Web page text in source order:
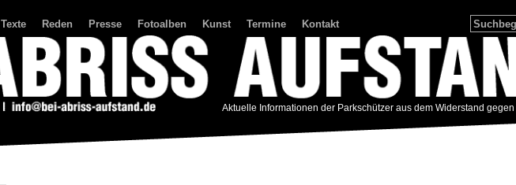
Texte Reden Presse Fotoalben Kunst Termine Kontakt
Aktuelle Informationen der Parkschützer aus dem Widerstand gegen